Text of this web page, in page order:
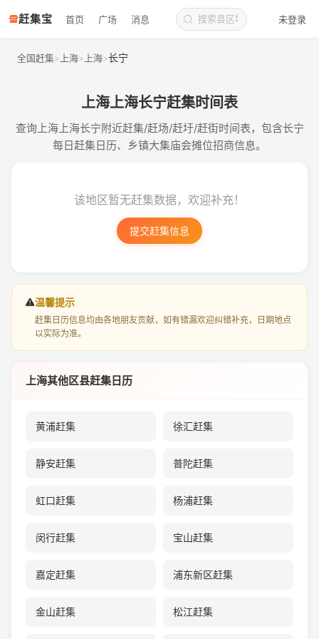
赶集宝 首页 广场 消息 未登录
全国赶集> 上海> 上海>长宁
上海上海长宁赶集时间表
查询上海上海长宁附近赶集/赶场/赶圩/赶街时间表，包含长宁
每日赶集日历、乡镇大集庙会摊位招商信息。
该地区暂无赶集数据，欢迎补充！
提交赶集信息
温馨提示
赶集日历信息均由各地朋友贡献，如有错漏欢迎纠错补充，日期地点
以实际为准。
上海其他区县赶集日历
黄浦赶集 徐汇赶集
静安赶集 普陀赶集
虹口赶集 杨浦赶集
闵行赶集 宝山赶集
嘉定赶集 浦东新区赶集
金山赶集 松江赶集